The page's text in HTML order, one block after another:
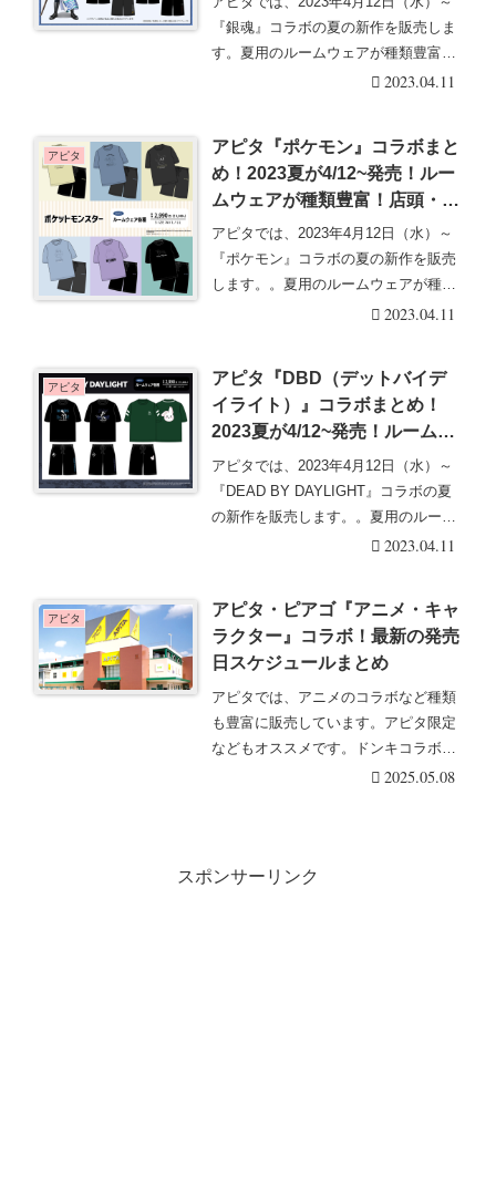
『銀魂』コラボの夏の新作を販売しま
す。夏用のルームウェアが種類豊富に
ラインナップ・・・続きを読む2023.04.11
アピタ
アピタ『ポケモン』コラボまと
め！2023夏が4/12~発売！ルー
ムウェアが種類豊富！店頭・オ
ンラインも！
アピタでは、2023年4月12日（水）～
『ポケモン』コラボの夏の新作を販売
します。。夏用のルームウェアが種類
豊富にライン・・・続きを読む2023.04.11
アピタ
アピタ『DBD（デットバイデ
イライト）』コラボまとめ！
2023夏が4/12~発売！ルームウ
ェアが種類豊富！店頭・オンラ
インも！
アピタでは、2023年4月12日（水）～
『DEAD BY DAYLIGHT』コラボの夏
の新作を販売します。。夏用のルー
2023.04.11
アピタ
アピタ・ピアゴ『アニメ・キャ
ラクター』コラボ！最新の発売
日スケジュールまとめ
アピタでは、アニメのコラボなど種類
も豊富に販売しています。アピタ限定
などもオススメです。ドンキコラボの
最新情報・予定・発・・・続きを読む
2025.05.08
スポンサーリンク